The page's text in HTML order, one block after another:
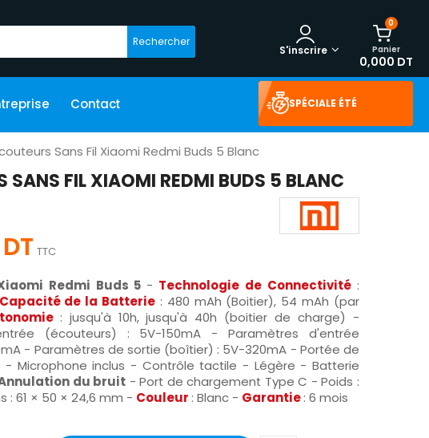
Rechercher
0
Panier
0,000 DT
S'inscrire
Contact SPÉCIALE ÉTÉ
Sans Fil Xiaomi Redmi Buds 5 Blanc
SANS FIL XIAOMI REDMI BUDS 5 BLANC
TTC
Redmi Buds 5 - Technologie de Connectivité :
Capacité de la Batterie : 480 mAh (Boitier), 54 mAh (par
: jusqu'à 10h, jusqu'à 40h (boitier de charge) -
(écouteurs) : 5V-150mA - Paramètres d'entrée
- Paramètres de sortie (boîtier) : 5V-320mA - Portée de
- Microphone inclus - Contrôle tactile - Légère - Batterie
du bruit - Port de chargement Type C - Poids :
: 61 × 50 × 24,6 mm - Couleur : Blanc - Garantie: 6 mois